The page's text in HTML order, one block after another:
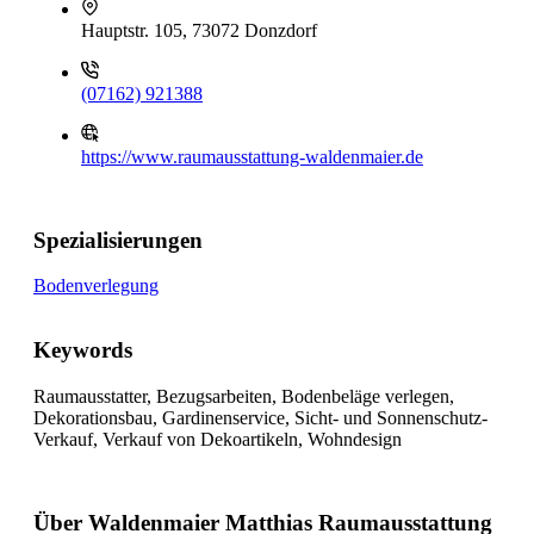
Hauptstr. 105, 73072 Donzdorf
(07162) 921388
https://www.raumausstattung-waldenmaier.de
Spezialisierungen
Bodenverlegung
Keywords
Raumausstatter, Bezugsarbeiten, Bodenbeläge verlegen,
Dekorationsbau, Gardinenservice, Sicht- und Sonnenschutz-
Verkauf, Verkauf von Dekoartikeln, Wohndesign
Über Waldenmaier Matthias Raumausstattung